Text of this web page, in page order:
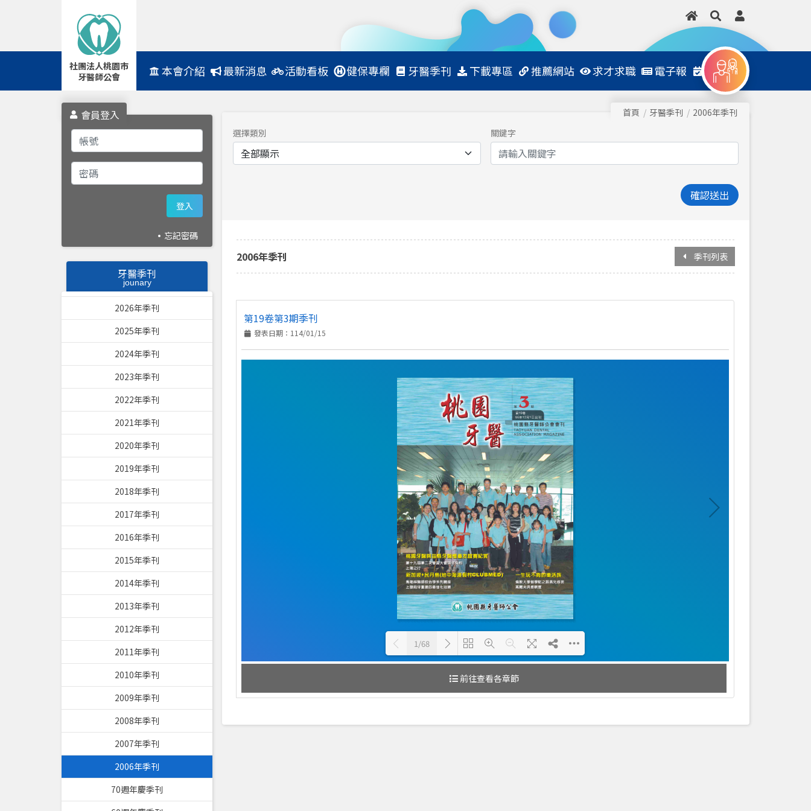
社團法人桃園市
牙醫師公會
Navbar 本會介紹 最新消息 活動看板 健保專欄 牙醫季刊 下載專區 推薦網站 求才求職 電子報 日程表
會員登入
登入
忘記密碼
牙醫季刊
jounary
2026年季刊
2025年季刊
2024年季刊
2023年季刊
2022年季刊
2021年季刊
2020年季刊
2019年季刊
2018年季刊
2017年季刊
2016年季刊
2015年季刊
2014年季刊
2013年季刊
2012年季刊
2011年季刊
2010年季刊
2009年季刊
2008年季刊
2007年季刊
2006年季刊
70週年慶季刊
首頁 牙醫季刊
2006年季刊
選擇類別
關鍵字
確認送出
2006年季刊 季刊列表
第19卷第3期季刊
發表日期：114/01/15
Loading PDF 100% ...
1/68
前往查看各章節